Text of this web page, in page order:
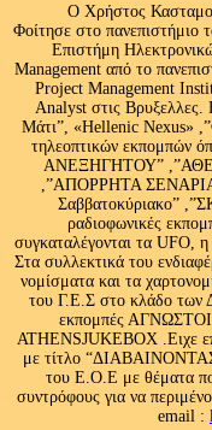
Ο Χρήστος
Φοίτησε στο πανεπιστήμιο
Επιστήμη
Management από το
Project Management
Analyst στις Βρυξελλες.
Μάτι”, «Hellenic Nexus»
τηλεοπτικών
ΑΝΕΞΗΓΗΤΟΥ”
,”ΑΠΟΡΡΗΤΑ
Σαββατοκύριακο”
ραδιοφωνικές
συγκαταλέγονται τα UFO,
Στα συλλεκτικά του
νομίσματα και τα
του Γ.Ε.Σ στο κλάδο των
εκπομπές
ATHENSJUKEBOX .Ειχε
με τίτλο
του Ε.Ο.Ε με θέματα
συντρόφους για να
email :